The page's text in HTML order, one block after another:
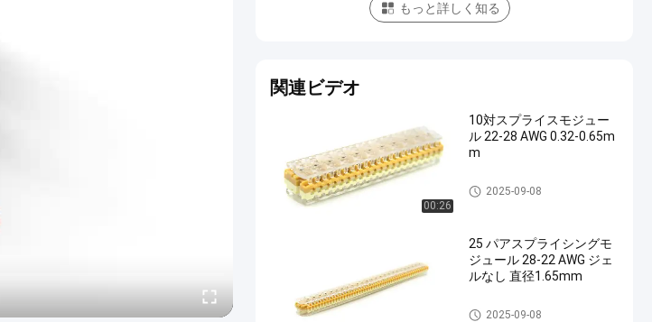
もっと詳しく知る
関連ビデオ
00:26
10対スプライスモジュー
ル 22-28 AWG 0.32-0.65m
m
KRONE LSA モジュール
2025-09-08
25 パアスプライシングモ
ジュール 28-22 AWG ジェ
ルなし 直径1.65mm
KRONE LSA モジュール
2025-09-08